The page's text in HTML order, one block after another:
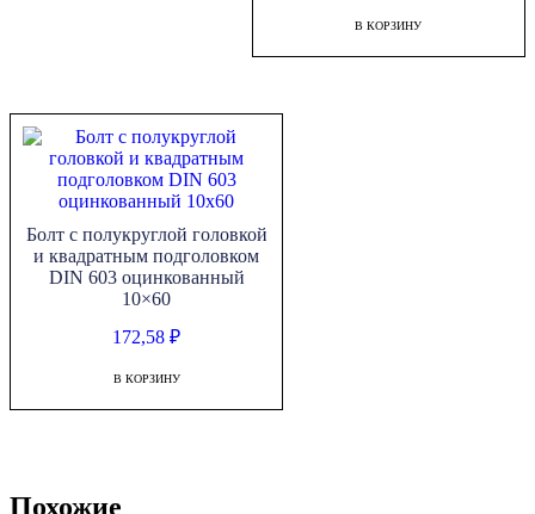
В КОРЗИНУ
Болт с полукруглой головкой
и квадратным подголовком
DIN 603 оцинкованный
10×60
172,58₽
В КОРЗИНУ
Похожие